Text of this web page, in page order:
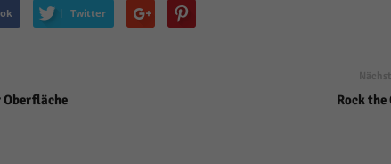
Twitter
Oberfläche Rock the
Inhalte von Videoplattformen und Social-Media-Plattformen
Wenn Cookies von externen Medien akzeptiert werden, bedarf der